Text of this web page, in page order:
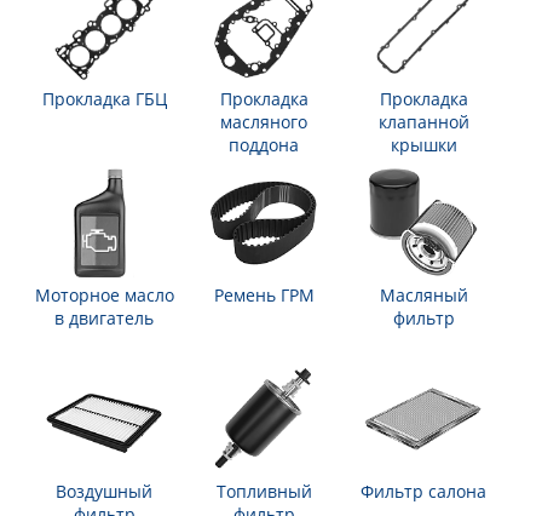
Прокладка ГБЦ
Прокладка
масляного
поддона
Прокладка
клапанной
крышки
Моторное масло
в двигатель
Ремень ГРМ
Масляный
фильтр
Воздушный
Топливный
Фильтр салона